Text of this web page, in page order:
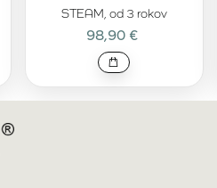
STEAM, od 3 rokov
98,90 €